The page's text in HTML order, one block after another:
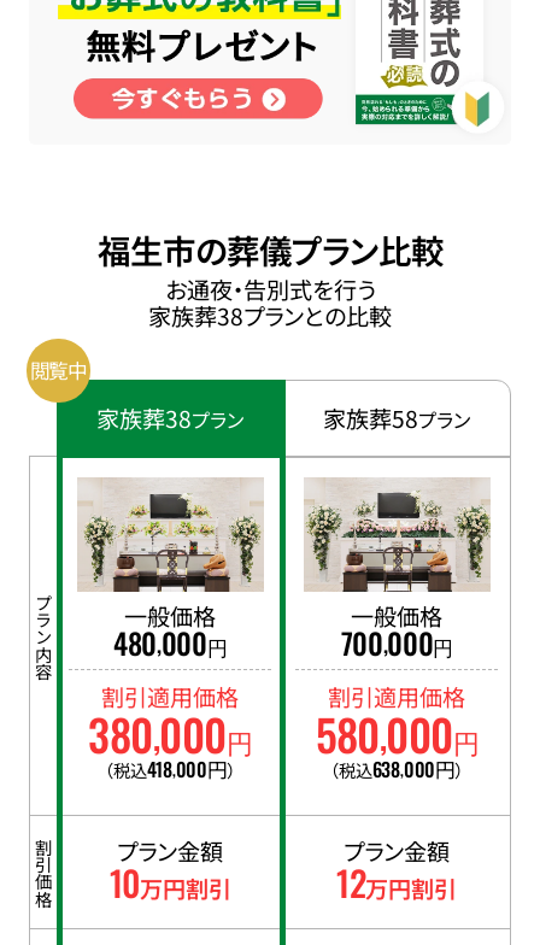
福生市の葬儀プラン比較
お通夜・告別式を行う
家族葬38プランとの比較
プラン内容
割引価格
家族葬38プラン
一般価格
480,000円
割引適用価格
380,000円
（税込418,000円）
プラン金額
10万円割引
家族葬58プラン
一般価格
700,000円
割引適用価格
580,000円
（税込638,000円）
プラン金額
12万円割引